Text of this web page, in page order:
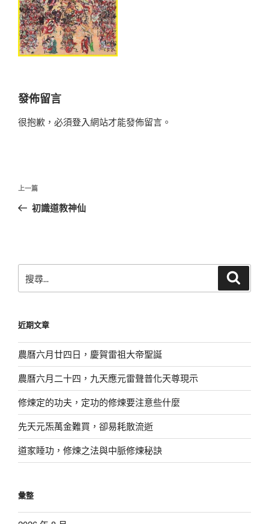
發佈留言
很抱歉，必須登入網站才能發佈留言。
文
導
上
一
上一篇
初識道教神仙
尋
字:
近期文章
農曆六月廿四日，慶賀雷祖大帝聖誕
農曆六月二十四，九天應元雷聲普化天尊現示
修煉定的功夫，定功的修煉要注意些什麼
先天元炁萬金難買，卻易耗散流逝
道家睡功，修煉之法與中脈修煉秘訣
彙整